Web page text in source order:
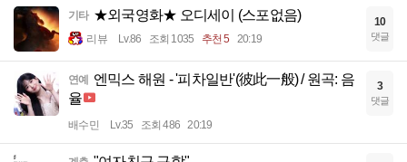
기타 ★외국영화★ 오디세이 (스포없음)
리뷰 Lv.86 조회 1035 추천 5 20:19
10
댓글
연예 엔믹스 해원 - '피차일반'(彼此一般) / 원곡: 음
율
배수민 Lv.35 조회 486 20:19
3
댓글